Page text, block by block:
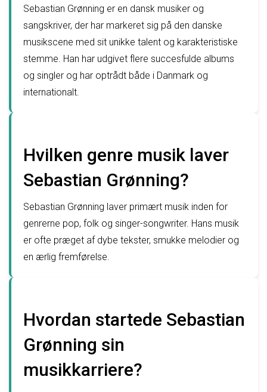
Sebastian Grønning er en dansk musiker og
sangskriver, der har markeret sig på den danske
musikscene med sit unikke talent og karakteristiske
stemme. Han har udgivet flere succesfulde albums
og singler og har optrådt både i Danmark og
internationalt.
Hvilken genre musik laver
Sebastian Grønning?
Sebastian Grønning laver primært musik inden for
genrerne pop, folk og singer-songwriter. Hans musik
er ofte præget af dybe tekster, smukke melodier og
en ærlig fremførelse.
Hvordan startede Sebastian
Grønning sin
musikkarriere?